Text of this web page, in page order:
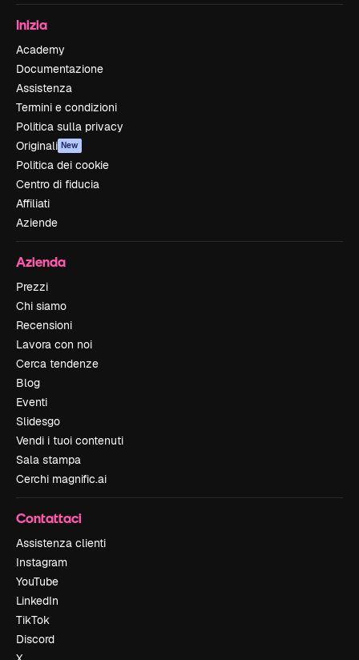
Inizia
Academy
Documentazione
Assistenza
Termini e condizioni
Politica sulla privacy
Originali New
Politica dei cookie
Centro di fiducia
Affiliati
Aziende
Azienda
Prezzi
Chi siamo
Recensioni
Lavora con noi
Cerca tendenze
Blog
Eventi
Slidesgo
Vendi i tuoi contenuti
Sala stampa
Cerchi magnific.ai
Contattaci
Assistenza clienti
Instagram
YouTube
LinkedIn
TikTok
Discord